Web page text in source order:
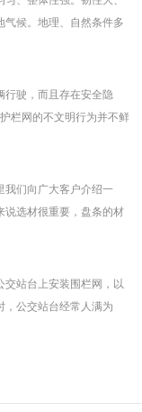
气候。地理、自然条件多
，有极强的防腐抗氧化
网焊接点易开焊脱落的
速公路和生态环境的最佳
行驶，而且存在安全隐
栏网的不文明行为并不鲜
，两女一男由南向北跨越
由东向西行驶的车辆，向
速行驶，两人在等待约1
有30人在该路段跨越交通
我们向广大客户介绍一
说选材很重要，盘条的材
，网片是由不同规格的盘
网片的质量，在选丝方
丝；其次是网片的焊接
的连接。正规护栏网生
采用手工焊接，通常质
交站台上安装围栏网，以
，公交站台经常人满为
站台，而且上车下车都
台旁安装了围栏网，那